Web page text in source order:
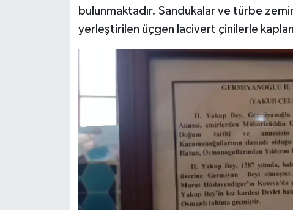
bulunmaktadır. Sandukalar ve türbe
yerleştirilen üçgen lacivert çinilerle